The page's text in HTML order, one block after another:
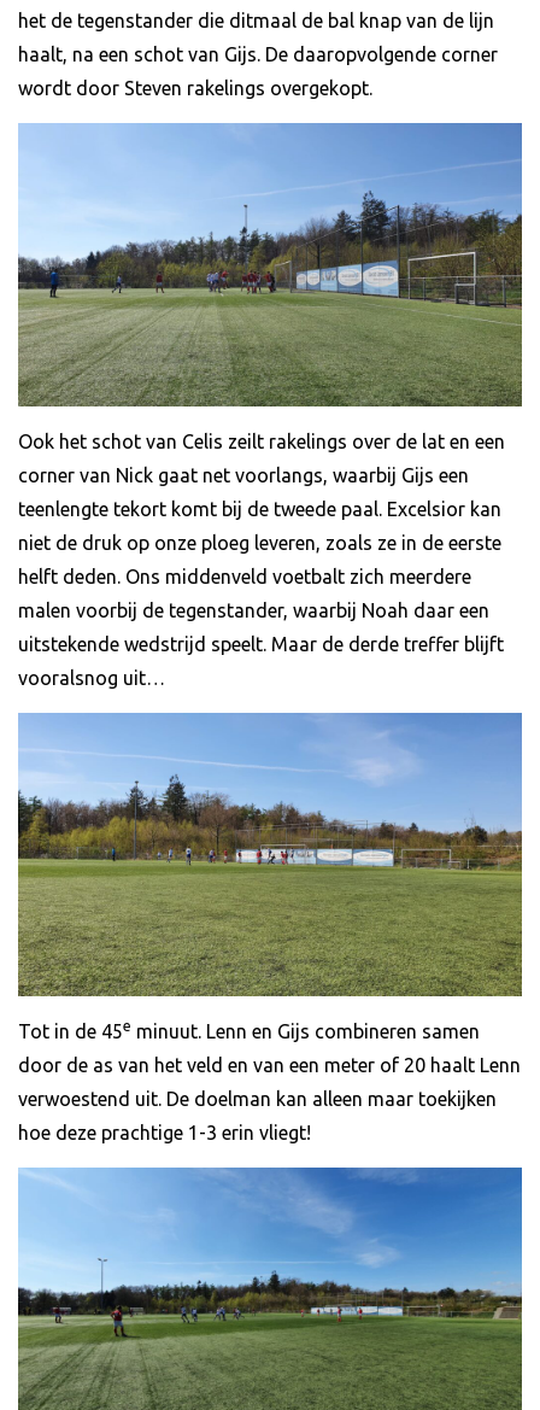
het de tegenstander die ditmaal de bal knap van de lijn
haalt, na een schot van Gijs. De daaropvolgende corner
wordt door Steven rakelings overgekopt.
Ook het schot van Celis zeilt rakelings over de lat en een
corner van Nick gaat net voorlangs, waarbij Gijs een
teenlengte tekort komt bij de tweede paal. Excelsior kan
niet de druk op onze ploeg leveren, zoals ze in de eerste
helft deden. Ons middenveld voetbalt zich meerdere
malen voorbij de tegenstander, waarbij Noah daar een
uitstekende wedstrijd speelt. Maar de derde treffer blijft
vooralsnog uit…
Tot in de 45e minuut. Lenn en Gijs combineren samen
door de as van het veld en van een meter of 20 haalt Lenn
verwoestend uit. De doelman kan alleen maar toekijken
hoe deze prachtige 1-3 erin vliegt!